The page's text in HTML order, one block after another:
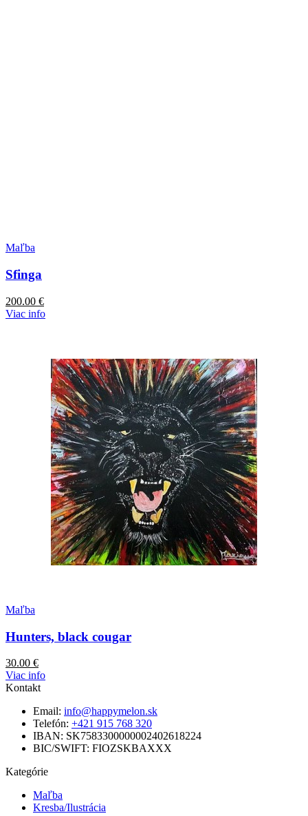
Maľba
Sfinga
200.00 €
Viac info
Maľba
Hunters, black cougar
30.00 €
Viac info
Kontakt
Email: info@happymelon.sk
Telefón: +421 915 768 320
IBAN: SK7583300000002402618224
BIC/SWIFT: FIOZSKBAXXX
Kategórie
Maľba
Kresba/Ilustrácia